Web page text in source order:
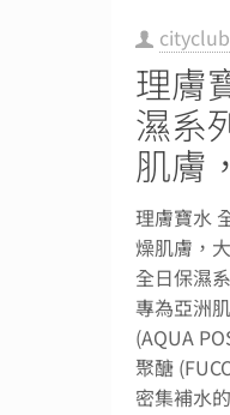
cityclub
理膚
濕系
肌膚
理膚寶水
燥肌膚，
全日保濕
專為亞洲
(AQUA
聚醣
密集補水